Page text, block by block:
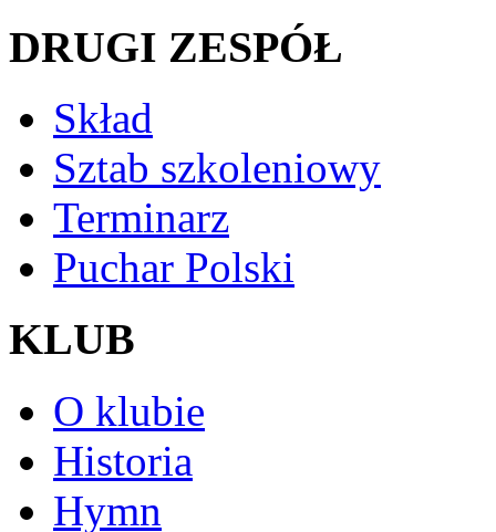
DRUGI ZESPÓŁ
Skład
Sztab szkoleniowy
Terminarz
Puchar Polski
KLUB
O klubie
Historia
Hymn